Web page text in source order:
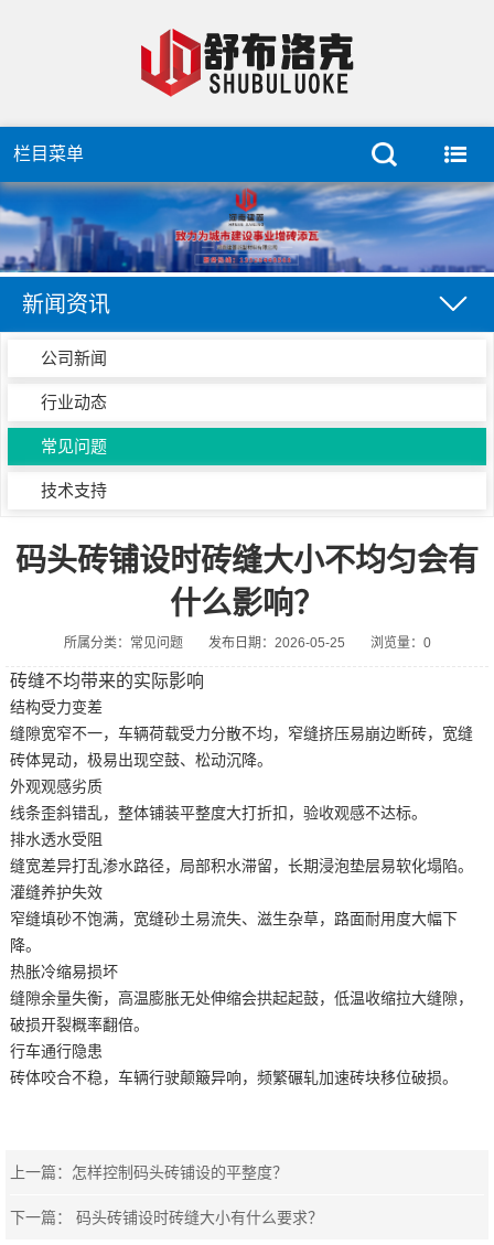
栏目菜单
新闻资讯
公司新闻
行业动态
常见问题
技术支持
码头砖铺设时砖缝大小不均匀会有
什么影响？
所属分类：常见问题 发布日期：2026-05-25 浏览量：0
砖缝不均带来的实际影响
结构受力变差
缝隙宽窄不一，车辆荷载受力分散不均，窄缝挤压易崩边断砖，宽缝
砖体晃动，极易出现空鼓、松动沉降。
外观观感劣质
线条歪斜错乱，整体铺装平整度大打折扣，验收观感不达标。
排水透水受阻
缝宽差异打乱渗水路径，局部积水滞留，长期浸泡垫层易软化塌陷。
灌缝养护失效
窄缝填砂不饱满，宽缝砂土易流失、滋生杂草，路面耐用度大幅下
降。
热胀冷缩易损坏
缝隙余量失衡，高温膨胀无处伸缩会拱起起鼓，低温收缩拉大缝隙，
破损开裂概率翻倍。
行车通行隐患
砖体咬合不稳，车辆行驶颠簸异响，频繁碾轧加速砖块移位破损。
上一篇： 怎样控制码头砖铺设的平整度？
下一篇： 码头砖铺设时砖缝大小有什么要求？